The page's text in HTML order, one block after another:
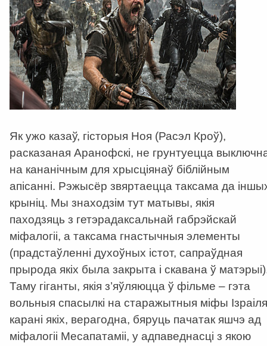
Як ужо казаў, гісторыя Ноя (Расэл Кроў),
расказаная Аранофскі, не грунтуецца
на кананічным для хрысціянаў біблійным
апісанні. Рэжысёр звяртаецца таксама да
крыніц. Мы знаходзім тут матывы, якія
паходзяць з гетэрадаксальнай габрэйскай
міфалогіі, а таксама гнастычныя элементы
(прадстаўленні духоўных істот, сапраўдная
прырода якіх была закрыта і скавана ў
Таму гіганты, якія з’яўляюцца ў фільме – гэта
вольныя спасылкі на старажытныя міфы
карані якіх, верагодна, бяруць пачатак яшчэ ад
міфалогіі Месапатаміі, у адпаведнасці з якою